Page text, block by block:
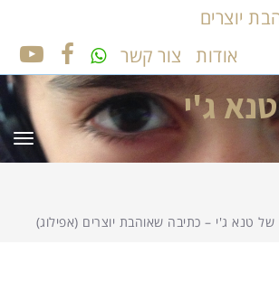
יוצרים
אודות
צור קשר
טנא ג'י – כתיבה שאוהבת יוצרים (אפילוג)